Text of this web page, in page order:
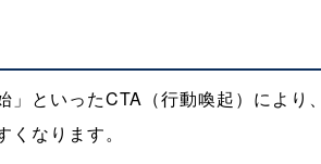
といったCTA（行動喚起）により、
なります。